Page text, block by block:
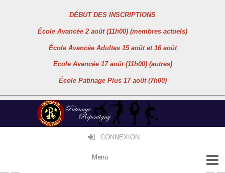
DÉBUT DES INSCRIPTIONS
École Avancée 2 août (11h00) (membres actuels)
École Avancée Adultes 15 août et 16 août
École Avancée 17 août (11h00) (autres)
École Patinage Plus 17 août (7h00)
CONNEXION